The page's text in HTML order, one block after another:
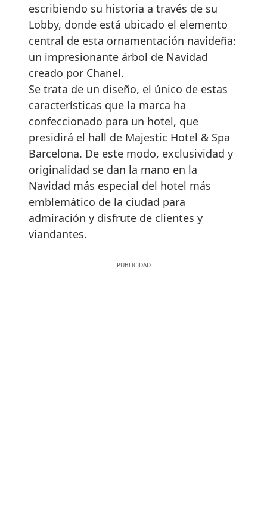
escribiendo su historia a través de su
Lobby, donde está ubicado el elemento
central de esta ornamentación navideña:
un impresionante árbol de Navidad
creado por Chanel.
Se trata de un diseño, el único de estas
características que la marca ha
confeccionado para un hotel, que
presidirá el hall de Majestic Hotel & Spa
Barcelona. De este modo, exclusividad y
originalidad se dan la mano en la
Navidad más especial del hotel más
emblemático de la ciudad para
admiración y disfrute de clientes y
viandantes.